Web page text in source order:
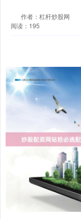
作者：杠杆炒股网
阅读：195